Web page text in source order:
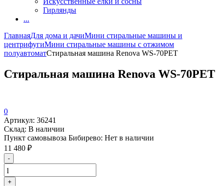
Гирлянды
...
ГлавнаяДля дома и дачиМини стиральные машины и
центрифугиМини стиральные машины с отжимом
полуавтоматСтиральная машина Renova WS-70РЕТ
Стиральная машина Renova WS-70РЕТ
0
Артикул: 36241
Склад: В наличии
Пункт самовывоза Бибирево: Нет в наличии
11 480 ₽
-
+